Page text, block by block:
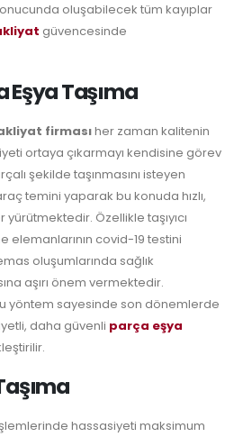
oluşabilecek tüm kayıplar
güvencesinde
Taşıma
firmasıher zaman kalitenin
ortaya çıkarmayı kendisine görev
şekilde taşınmasını isteyen
temini yaparak bu konuda hızlı,
yürütmektedir. Özellikle taşıyıcı
elemanlarının covid-19 testini
oluşumlarında sağlık
aşırı önem vermektedir.
yöntem sayesinde son dönemlerde
daha güvenli parça eşya
hassasiyeti maksimum